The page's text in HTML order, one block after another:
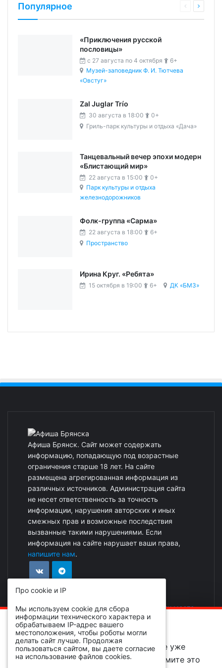
ОБРАТИТЕ ВНИМАНИЕ!
Вы просматриваете событие, которое уже
завершено и находится в архиве, примите это
Популярное
«Приключения русской
пословицы»
c 27 августа по 4 октября
6+
Музей-заповедник Ф. И. Тютчева
«Овстуг»
Zal Juglar Trío
30 августа в 18:00
0+
Гриль-парк культуры и отдыха «Дача»
Танцевальный вечер эпохи модерн
«Блистающий мир»
22 августа в 15:00
0+
Парк культуры и отдыха
железнодорожников
Фолк-группа «Сарма»
22 августа в 18:00
6+
Пространство
Ирина Круг. «Ребята»
15 октября в 19:00 6+ ДК «БМЗ»
Афиша Брянск. Сайт может содержать
информацию, попадающую под возрастные
ограничения старше 18 лет. На сайте
размещена агрегированная информация из
различных источников. Администрация сайта
не несет ответственность за точность
информации, нарушения авторских и иных
смежных прав и возможные последствия
вызванные такими нарушениями. Если
информация на сайте нарушает ваши права,
напишите нам.
Реклама на сайте | Добавить событие или место
Про cookie и IP
Мы используем cookie для сбора
информации технического характера и
обрабатываем IP-адрес вашего
местоположения, чтобы роботы могли
делать сайт лучше. Продолжая
пользоваться сайтом, вы даете согласие
на использование файлов cookies.